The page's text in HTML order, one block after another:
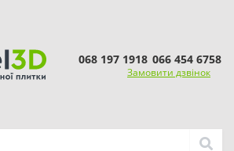
068 197 1918 066 454 6758
Замовити дзвінок